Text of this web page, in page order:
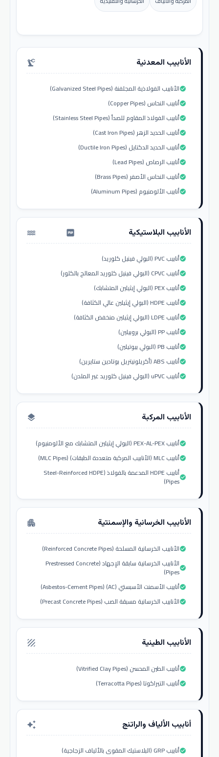
الأنابيب المعدنية precision_manufacturing
الأنابيب الفولاذية المجلفنة (Galvanized Steel Pipes)check_circle
أنابيب النحاس (Copper Pipes)check_circle
أنابيب الفولاذ المقاوم للصدأ (Stainless Steel Pipes)check_circle
أنابيب الحديد الزهر (Cast Iron Pipes)check_circle
أنابيب الحديد الدكتايل (Ductile Iron Pipes)check_circle
أنابيب الرصاص (Lead Pipes)check_circle
أنابيب النحاس الأصفر (Brass Pipes)check_circle
أنابيب الألومنيوم (Aluminum Pipes)check_circle
الأنابيب البلاستيكية water_pump
أنابيب PVC (البولي فينيل كلوريد)check_circle
أنابيب CPVC (البولي فينيل كلوريد المعالج بالكلور)check_circle
أنابيب PEX (البولي إيثيلين المتشابك)check_circle
أنابيب HDPE (البولي إيثيلين عالي الكثافة)check_circle
أنابيب LDPE (البولي إيثيلين منخفض الكثافة)check_circle
أنابيب PP (البولي بروبيلين)check_circle
أنابيب PB (البولي بيوتيلين)check_circle
أنابيب ABS (أكريلونيتريل بوتادين ستايرين)check_circle
أنابيب uPVC (البولي فينيل كلوريد غير الملدن)check_circle
الأنابيب المركبة layers
أنابيب PEX-AL-PEX (البولي إيثيلين المتشابك مع الألومنيوم)check_circle
أنابيب MLC (الأنابيب المركبة متعددة الطبقات) (MLC Pipes)check_circle
أنابيب HDPE المدعمة بالفولاذ (Steel-Reinforced HDPE
Pipes)check_circle
الأنابيب الخرسانية والإسمنتية apartment
الأنابيب الخرسانية المسلحة (Reinforced Concrete Pipes)check_circle
الأنابيب الخرسانية سابقة الإجهاد (Prestressed Concrete
Pipes)check_circle
أنابيب الأسمنت الأسبستي (AC) (Asbestos-Cement Pipes)check_circle
الأنابيب الخرسانية مسبقة الصب (Precast Concrete Pipes)check_circle
الأنابيب الطينية texture
أنابيب الطين المحسن (Vitrified Clay Pipes)check_circle
أنابيب التيراكوتا (Terracotta Pipes)check_circle
أنابيب الألياف والراتنج auto_awesome
أنابيب GRP (البلاستيك المقوى بالألياف الزجاجية)check_circle